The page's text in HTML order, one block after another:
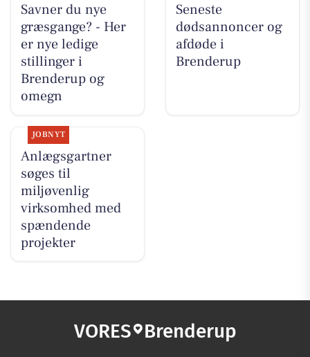
Savner du nye
græsgange? - Her
er nye ledige
stillinger i
Brenderup og
omegn
Seneste
dødsannoncer og
afdøde i
Brenderup
JOBNYT
Anlægsgartner
søges til
miljøvenlig
virksomhed med
spændende
projekter
VORES Brenderup